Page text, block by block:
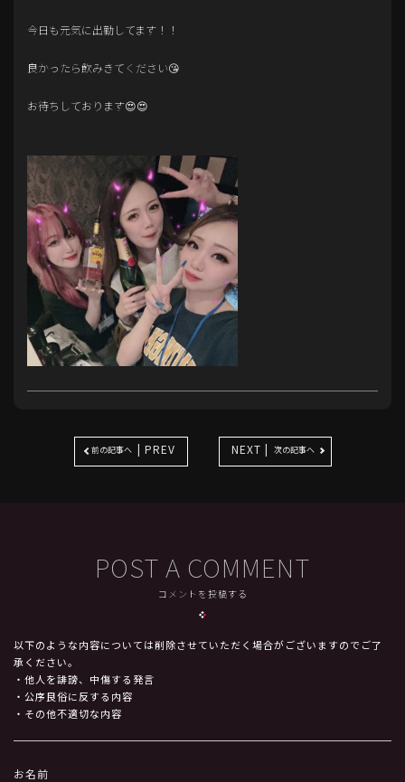
今日も元気に出勤してます！！
良かったら飲みきてください😘
お待ちしております😍😍
前の記事へ | PREV NEXT | 次の記事へ
POST A COMMENT
コメントを投稿する
以下のような内容については削除させていただく場合がございますのでご了
承ください。
・他人を誹謗、中傷する発言
・公序良俗に反する内容
・その他不適切な内容
お名前